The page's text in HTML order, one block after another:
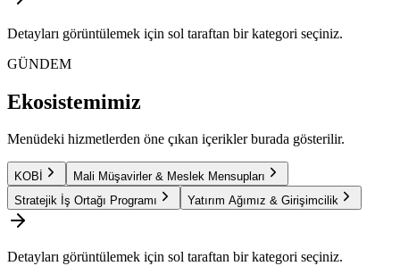
Detayları görüntülemek için sol taraftan bir kategori seçiniz.
GÜNDEM
Ekosistemimiz
Menüdeki hizmetlerden öne çıkan içerikler burada gösterilir.
KOBİ
Mali Müşavirler & Meslek Mensupları
Stratejik İş Ortağı Programı
Yatırım Ağımız & Girişimcilik
Detayları görüntülemek için sol taraftan bir kategori seçiniz.